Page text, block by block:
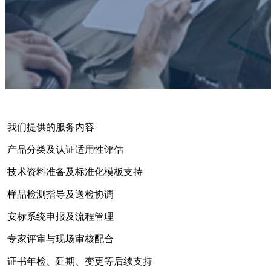
我们提供的服务内容
产品分类及认证适用性评估
技术资料准备及标准化模板支持
样品检测指导及送检协调
安标系统申报及流程管理
专家评审与现场审核配合
证书年检、延期、变更等后续支持